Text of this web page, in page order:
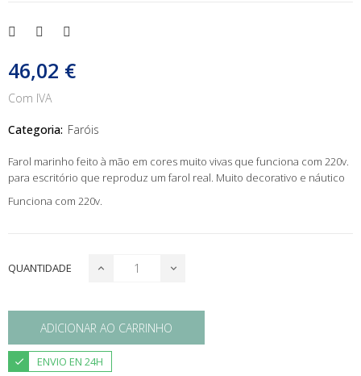
46,02 €
Com IVA
Categoria: Faróis
Farol marinho feito à mão em cores muito vivas que funciona com 220v.
para escritório que reproduz um farol real. Muito decorativo e náutico
Funciona com 220v.
QUANTIDADE
ADICIONAR AO CARRINHO
ENVIO EN 24H